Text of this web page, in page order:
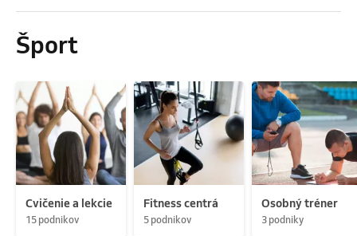
Šport
Cvičenie a lekcie
15 podnikov
Fitness centrá
5 podnikov
Osobný tréner
3 podniky